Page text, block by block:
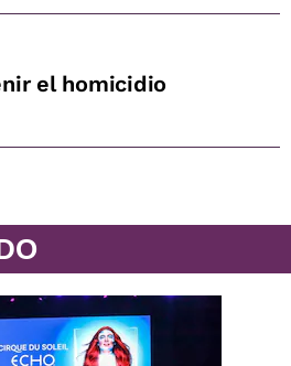
el homicidio